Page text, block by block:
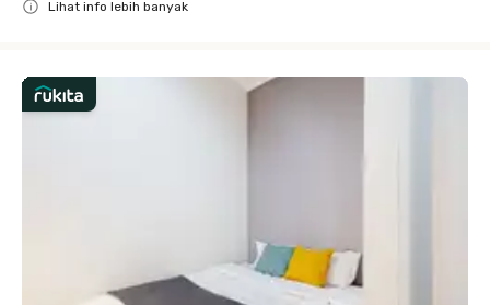
Lihat info lebih banyak